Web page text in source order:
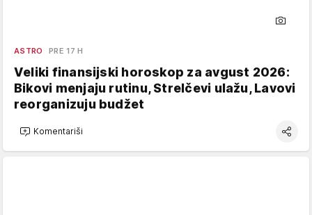
ASTRO PRE 17 H
Veliki finansijski horoskop za avgust 2026:
Bikovi menjaju rutinu, Strelčevi ulažu, Lavovi
reorganizuju budžet
Komentariši